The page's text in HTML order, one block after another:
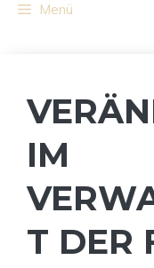
Menü
IM
T DER